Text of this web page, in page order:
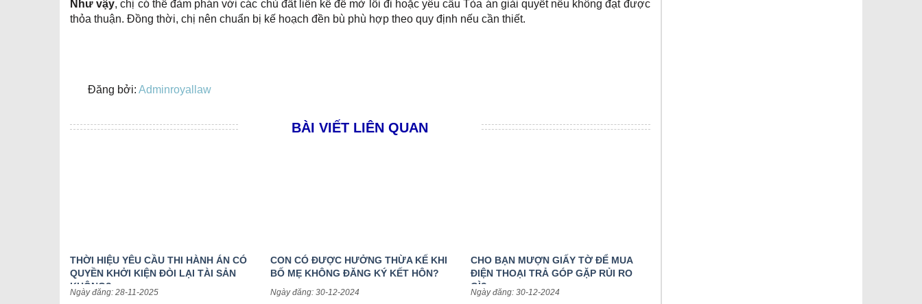
Như vậy, chị có thể đàm phán với các chủ đất liền kề để mở lối đi hoặc yêu cầu Tòa án giải quyết nếu không đạt được
thỏa thuận. Đồng thời, chị nên chuẩn bị kế hoạch đền bù phù hợp theo quy định nếu cần thiết.
Đăng bởi: Adminroyallaw
BÀI VIẾT LIÊN QUAN
THỜI HIỆU YÊU CẦU THI HÀNH ÁN CÓ
QUYỀN KHỞI KIỆN ĐÒI LẠI TÀI SẢN
KHÔNG?
Ngày đăng: 28-11-2025
CON CÓ ĐƯỢC HƯỞNG THỪA KẾ KHI
BỐ MẸ KHÔNG ĐĂNG KÝ KẾT HÔN?
Ngày đăng: 30-12-2024
CHO BẠN MƯỢN GIẤY TỜ ĐỂ MUA
ĐIỆN THOẠI TRẢ GÓP GẶP RỦI RO
GÌ?
Ngày đăng: 30-12-2024